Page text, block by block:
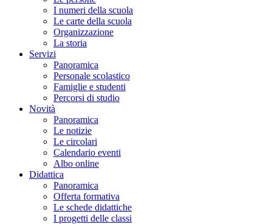
I numeri della scuola
Le carte della scuola
Organizzazione
La storia
Servizi
Panoramica
Personale scolastico
Famiglie e studenti
Percorsi di studio
Novità
Panoramica
Le notizie
Le circolari
Calendario eventi
Albo online
Didattica
Panoramica
Offerta formativa
Le schede didattiche
I progetti delle classi